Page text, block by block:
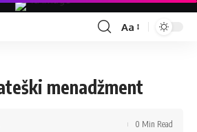
Font
Aa
menadžment
0 Min Read